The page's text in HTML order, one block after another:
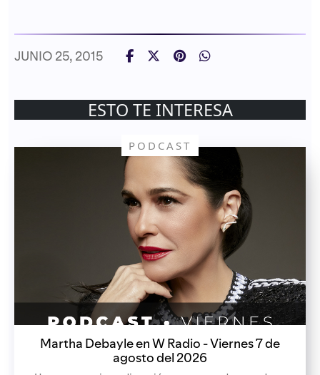
JUNIO 25, 2015
ESTO TE INTERESA
PODCAST
Martha Debayle en W Radio - Viernes 7 de
agosto del 2026